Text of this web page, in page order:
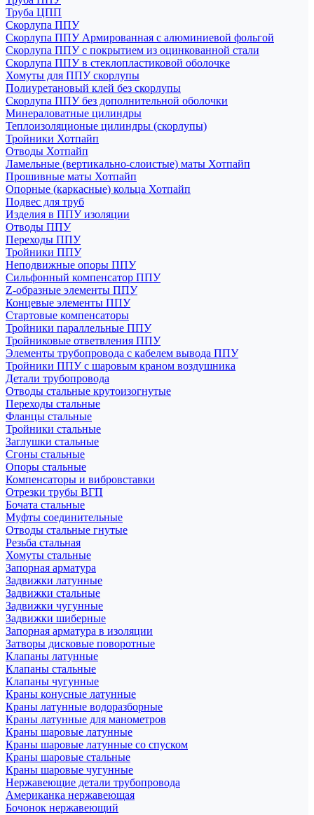
Труба ЦПП
Скорлупа ППУ
Скорлупа ППУ Армированная с алюминиевой фольгой
Скорлупа ППУ с покрытием из оцинкованной стали
Скорлупа ППУ в стеклопластиковой оболочке
Хомуты для ППУ скорлупы
Полиуретановый клей без скорлупы
Скорлупа ППУ без дополнительной оболочки
Минераловатные цилиндры
Теплоизоляционые цилиндры (скорлупы)
Тройники Хотпайп
Отводы Хотпайп
Ламельные (вертикально-слоистые) маты Хотпайп
Прошивные маты Хотпайп
Опорные (каркасные) кольца Хотпайп
Подвес для труб
Изделия в ППУ изоляции
Отводы ППУ
Переходы ППУ
Тройники ППУ
Неподвижные опоры ППУ
Cильфонный компенсатор ППУ
Z-образные элементы ППУ
Концевые элементы ППУ
Стартовые компенсаторы
Тройники параллельные ППУ
Тройниковые ответвления ППУ
Элементы трубопровода с кабелем вывода ППУ
Тройники ППУ с шаровым краном воздушника
Детали трубопровода
Отводы стальные крутоизогнутые
Переходы стальные
Фланцы стальные
Тройники стальные
Заглушки стальные
Сгоны стальные
Опоры стальные
Компенсаторы и вибровставки
Отрезки трубы ВГП
Бочата стальные
Муфты соединительные
Отводы стальные гнутые
Резьба стальная
Хомуты стальные
Запорная арматура
Задвижки латунные
Задвижки стальные
Задвижки чугунные
Задвижки шиберные
Запорная арматура в изоляции
Затворы дисковые поворотные
Клапаны латунные
Клапаны стальные
Клапаны чугунные
Краны конусные латунные
Краны латунные водоразборные
Краны латунные для манометров
Краны шаровые латунные
Краны шаровые латунные со спуском
Краны шаровые стальные
Краны шаровые чугунные
Нержавеющие детали трубопровода
Американка нержавеющая
Бочонок нержавеющий